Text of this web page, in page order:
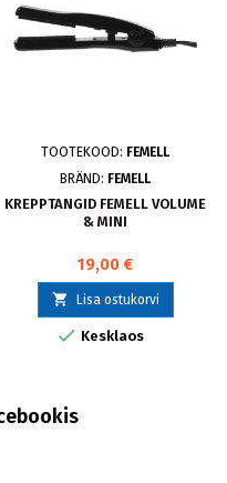
TOOTEKOOD: FEMELL
BRÄND: FEMELL
KREPPTANGID FEMELL VOLUME
& MINI
19,00 €
 Lisa ostukorvi
 Kesklaos